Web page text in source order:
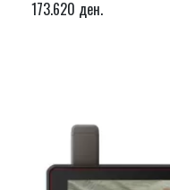
173.620 ден.